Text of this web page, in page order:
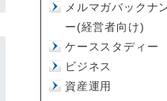
メルマガバックナ
ー(経営者向け)
ケーススタディー
ビジネス
資産運用